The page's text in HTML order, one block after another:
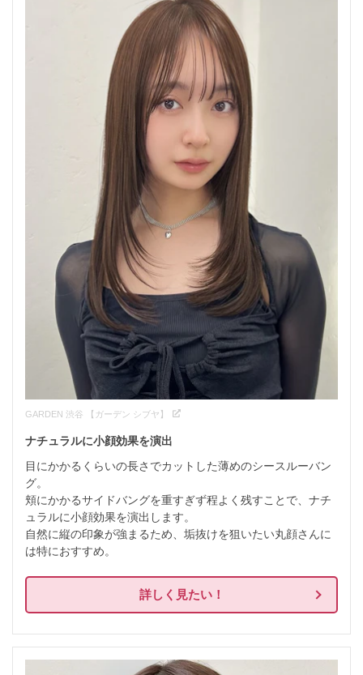
GARDEN 渋谷 【ガーデン シブヤ】
ナチュラルに小顔効果を演出
目にかかるくらいの長さでカットした薄めのシースルーバン
グ。
頬にかかるサイドバングを重すぎず程よく残すことで、ナチ
ュラルに小顔効果を演出します。
自然に縦の印象が強まるため、垢抜けを狙いたい丸顔さんに
は特におすすめ。
詳しく見たい！